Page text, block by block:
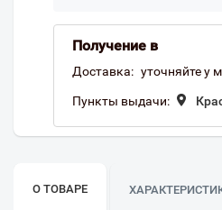
Получение в
Доставка: уточняйте у
Пункты выдачи:
О ТОВАРЕ